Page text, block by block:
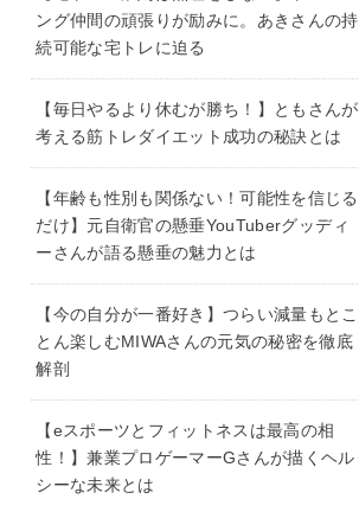
ング仲間の頑張りが励みに。あきさんの持
続可能な宅トレに迫る
【毎日やるより休むが勝ち！】ともさんが
考える筋トレダイエット成功の秘訣とは
【年齢も性別も関係ない！可能性を信じる
だけ】元自衛官の懸垂YouTuberグッディ
ーさんが語る懸垂の魅力とは
【今の自分が一番好き】つらい減量もとこ
とん楽しむMIWAさんの元気の秘密を徹底
解剖
【eスポーツとフィットネスは最高の相
性！】兼業プロゲーマーGさんが描くヘル
シーな未来とは